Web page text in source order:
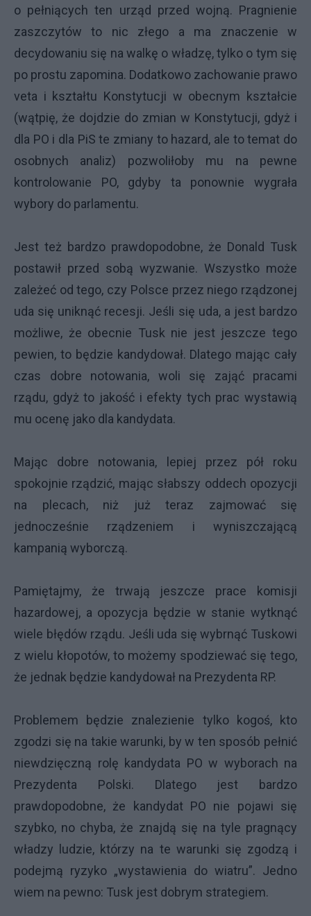
o pełniących ten urząd przed wojną. Pragnienie
zaszczytów to nic złego a ma znaczenie w
decydowaniu się na walkę o władzę, tylko o tym się
po prostu zapomina. Dodatkowo zachowanie prawo
veta i kształtu Konstytucji w obecnym kształcie
(wątpię, że dojdzie do zmian w Konstytucji, gdyż i
dla PO i dla PiS te zmiany to hazard, ale to temat do
osobnych analiz) pozwoliłoby mu na pewne
kontrolowanie PO, gdyby ta ponownie wygrała
wybory do parlamentu.
Jest też bardzo prawdopodobne, że Donald Tusk
postawił przed sobą wyzwanie. Wszystko może
zależeć od tego, czy Polsce przez niego rządzonej
uda się uniknąć recesji. Jeśli się uda, a jest bardzo
możliwe, że obecnie Tusk nie jest jeszcze tego
pewien, to będzie kandydował. Dlatego mając cały
czas dobre notowania, woli się zająć pracami
rządu, gdyż to jakość i efekty tych prac wystawią
mu ocenę jako dla kandydata.
Mając dobre notowania, lepiej przez pół roku
spokojnie rządzić, mając słabszy oddech opozycji
na plecach, niż już teraz zajmować się
jednocześnie rządzeniem i wyniszczającą
kampanią wyborczą.
Pamiętajmy, że trwają jeszcze prace komisji
hazardowej, a opozycja będzie w stanie wytknąć
wiele błędów rządu. Jeśli uda się wybrnąć Tuskowi
z wielu kłopotów, to możemy spodziewać się tego,
że jednak będzie kandydował na Prezydenta RP.
Problemem będzie znalezienie tylko kogoś, kto
zgodzi się na takie warunki, by w ten sposób pełnić
niewdzięczną rolę kandydata PO w wyborach na
Prezydenta Polski. Dlatego jest bardzo
prawdopodobne, że kandydat PO nie pojawi się
szybko, no chyba, że znajdą się na tyle pragnący
władzy ludzie, którzy na te warunki się zgodzą i
podejmą ryzyko „wystawienia do wiatru”. Jedno
wiem na pewno: Tusk jest dobrym strategiem.